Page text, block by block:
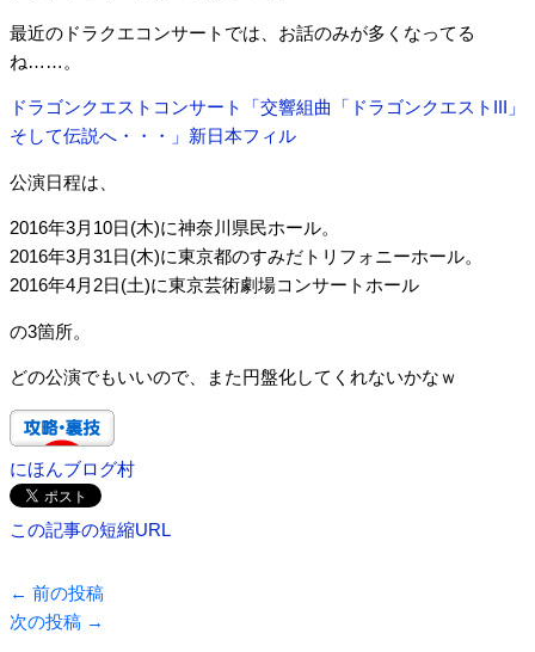
最近のドラクエコンサートでは、お話のみが多くなってる
ね……。
ドラゴンクエストコンサート「交響組曲「ドラゴンクエストIII」
そして伝説へ・・・」新日本フィル
公演日程は、
2016年3月10日(木)に神奈川県民ホール。
2016年3月31日(木)に東京都のすみだトリフォニーホール。
2016年4月2日(土)に東京芸術劇場コンサートホール
の3箇所。
どの公演でもいいので、また円盤化してくれないかなｗ
にほんブログ村
この記事の短縮URL
← 前の投稿
次の投稿 →